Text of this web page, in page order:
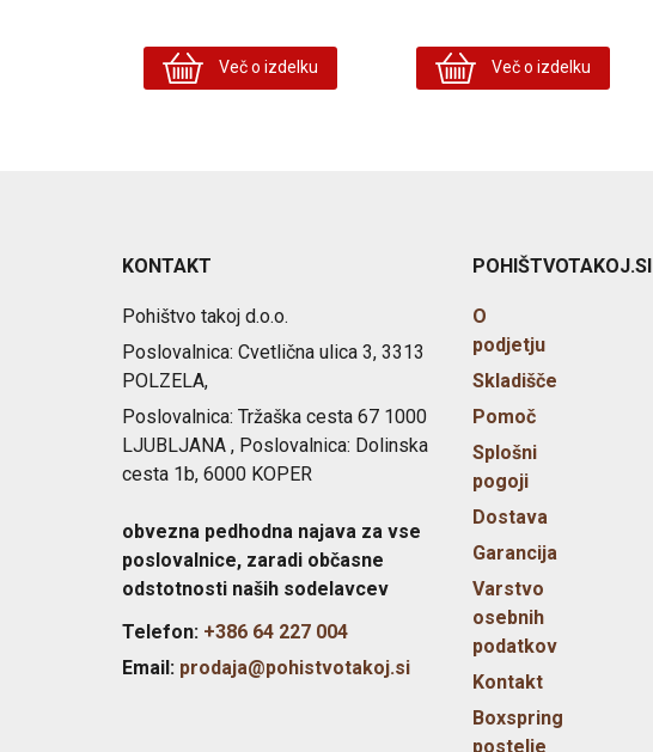
Več o izdelku Več o izdelku
KONTAKT
Pohištvo takoj d.o.o.
Poslovalnica: Cvetlična ulica 3, 3313
POLZELA,
Poslovalnica: Tržaška cesta 67 1000
LJUBLJANA , Poslovalnica: Dolinska
cesta 1b, 6000 KOPER
obvezna pedhodna najava za vse
poslovalnice, zaradi občasne
odstotnosti naših sodelavcev
Telefon: +386 64 227 004
Email: prodaja@pohistvotakoj.si
POHIŠTVOTAKOJ.SI
O
podjetju
Skladišče
Pomoč
Splošni
pogoji
Dostava
Garancija
Varstvo
osebnih
podatkov
Kontakt
Boxspring
postelje